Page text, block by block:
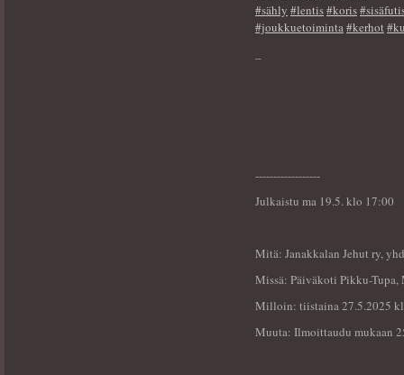
#sähly #lentis#koris
#joukkuetoiminta#kerhot
------------------
Julkaistu ma 19.5. klo 17:00
Mitä: Janakkalan Jehut ry,
Missä: Päiväkoti Pikku-Tupa,
Milloin: tiistaina 27.5.2025
Muuta: Ilmoittaudu mukaan